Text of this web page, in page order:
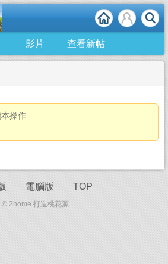
影片 查看新帖
操作
電腦版 TOP
© 2home 打造桃花源